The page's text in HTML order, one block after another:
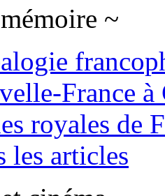
~
France à
royales de
les articles